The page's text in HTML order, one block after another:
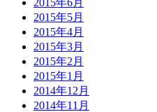
2015年6月
2015年5月
2015年4月
2015年3月
2015年2月
2015年1月
2014年12月
2014年11月